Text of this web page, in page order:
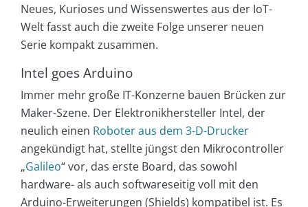
Neues, Kurioses und Wissenswertes aus der IoT-
Welt fasst auch die zweite Folge unserer neuen
Serie kompakt zusammen.
Intel goes Arduino
Immer mehr große IT-Konzerne bauen Brücken zur
Maker-Szene. Der Elektronikhersteller Intel, der
neulich einen Roboter aus dem 3-D-Drucker
angekündigt hat, stellte jüngst den Mikrocontroller
„Galileo“ vor, das erste Board, das sowohl
hardware- als auch softwareseitig voll mit den
Arduino-Erweiterungen (Shields) kompatibel ist. Es